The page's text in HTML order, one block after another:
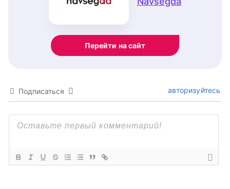
Перейти на сайт
Подписаться авторизуйтесь